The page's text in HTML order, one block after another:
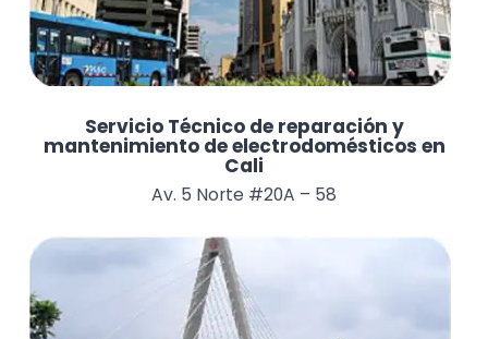
Servicio Técnico de reparación y
mantenimiento de electrodomésticos en
Cali
Av. 5 Norte #20A – 58